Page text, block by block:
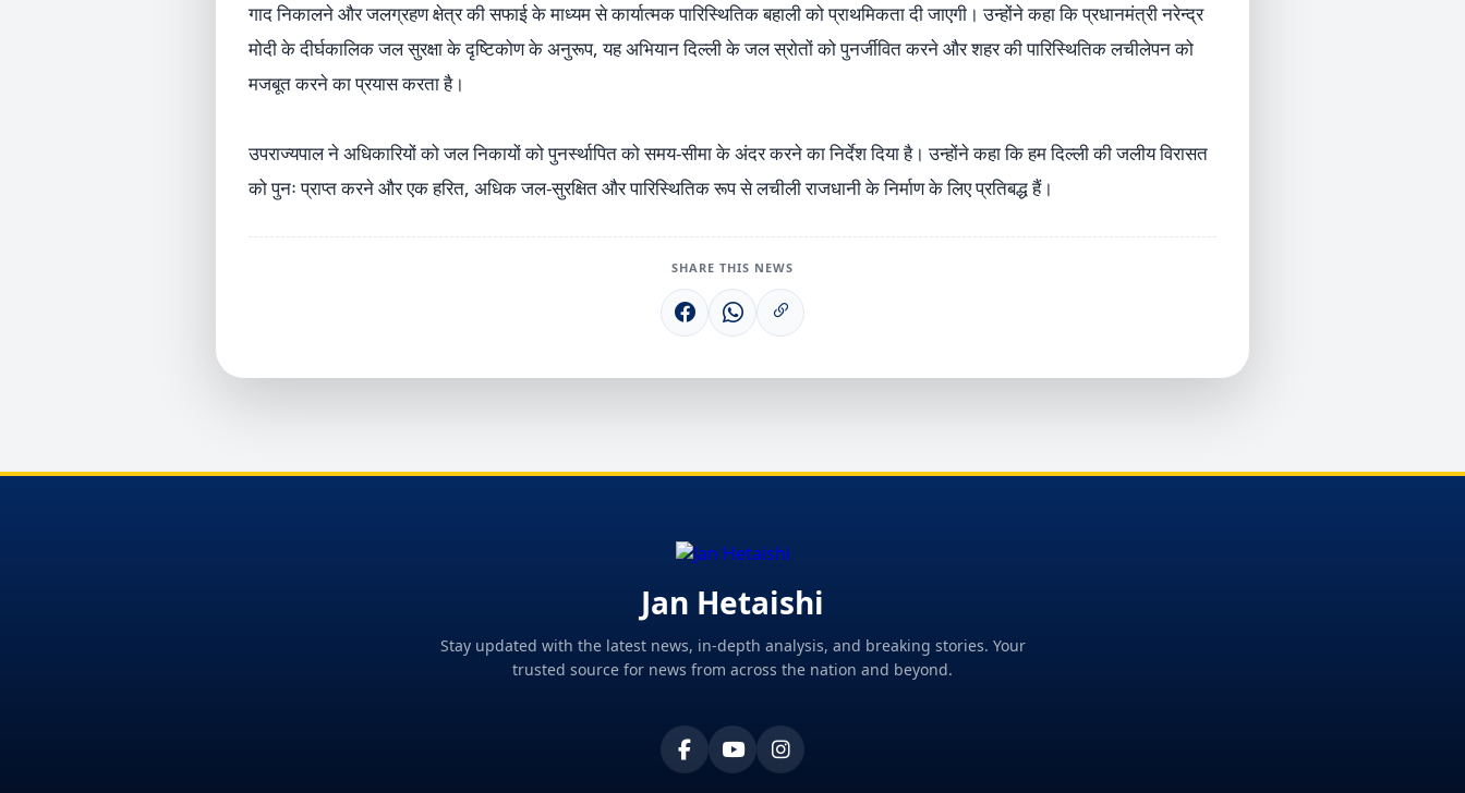
गाद निकालने और जलग्रहण क्षेत्र की सफाई के माध्यम से कार्यात्मक पारिस्थितिक बहाली को प्राथमिकता दी जाएगी। उन्होंने कहा कि प्रधानमंत्री नरेन्द्र
मोदी के दीर्घकालिक जल सुरक्षा के दृष्टिकोण के अनुरूप, यह अभियान दिल्ली के जल स्रोतों को पुनर्जीवित करने और शहर की पारिस्थितिक लचीलेपन को
मजबूत करने का प्रयास करता है।
उपराज्यपाल ने अधिकारियों को जल निकायों को पुनर्स्थापित को समय-सीमा के अंदर करने का निर्देश दिया है। उन्होंने कहा कि हम दिल्ली की जलीय विरासत
को पुनः प्राप्त करने और एक हरित, अधिक जल-सुरक्षित और पारिस्थितिक रूप से लचीली राजधानी के निर्माण के लिए प्रतिबद्ध हैं।
SHARE THIS NEWS
Jan Hetaishi
Stay updated with the latest news, in-depth analysis, and breaking stories. Your
trusted source for news from across the nation and beyond.